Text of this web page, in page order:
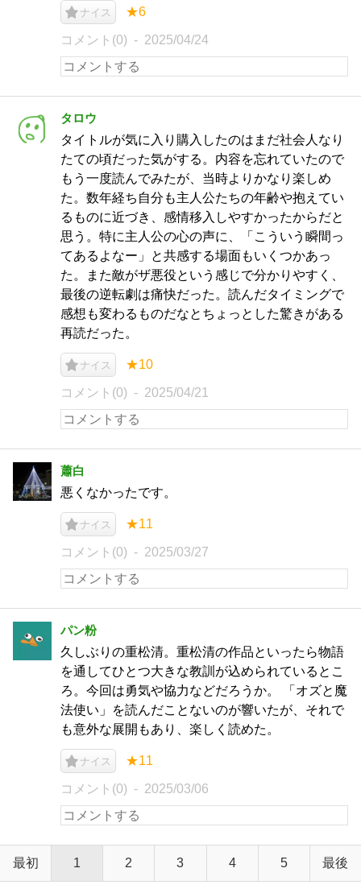
ナイス ★6
コメント(0) 2025/04/24
タロウ
タイトルが気に入り購入したのはまだ社会人なり
たての頃だった気がする。内容を忘れていたので
もう一度読んでみたが、当時よりかなり楽しめ
た。数年経ち自分も主人公たちの年齢や抱えてい
るものに近づき、感情移入しやすかったからだと
思う。特に主人公の心の声に、「こういう瞬間っ
てあるよなー」と共感する場面もいくつかあっ
た。また敵がザ悪役という感じで分かりやすく、
最後の逆転劇は痛快だった。読んだタイミングで
感想も変わるものだなとちょっとした驚きがある
再読だった。
ナイス ★10
コメント(0) 2025/04/21
蕭白
悪くなかったです。
ナイス ★11
コメント(0) 2025/03/27
パン粉
久しぶりの重松清。重松清の作品といったら物語
を通してひとつ大きな教訓が込められているとこ
ろ。今回は勇気や協力などだろうか。 「オズと魔
法使い」を読んだことないのが響いたが、それで
も意外な展開もあり、楽しく読めた。
ナイス ★11
コメント(0) 2025/03/06
最初 1 2 3 4 5 最後